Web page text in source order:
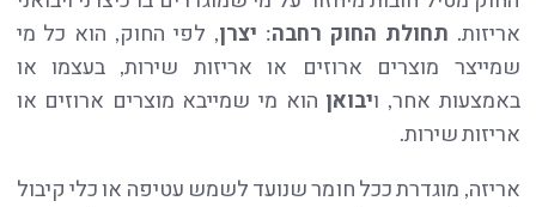
אריזות. תחולת החוק רחבה: יצרן, לפי החוק, הוא כל מי
שמייצר מוצרים ארוזים או אריזות שירות, בעצמו או
באמצעות אחר, ויבואן הוא מי שמייבא מוצרים ארוזים או
אריזות שירות.
אריזה, מוגדרת ככל חומר שנועד לשמש עטיפה או כלי קיבול